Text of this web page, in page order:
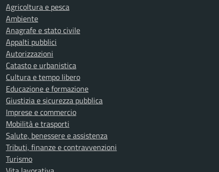
Agricoltura e pesca
Ambiente
Anagrafe e stato civile
Appalti pubblici
Autorizzazioni
Catasto e urbanistica
Cultura e tempo libero
Educazione e formazione
Giustizia e sicurezza pubblica
Imprese e commercio
Mobilità e trasporti
Salute, benessere e assistenza
Tributi, finanze e contravvenzioni
Turismo